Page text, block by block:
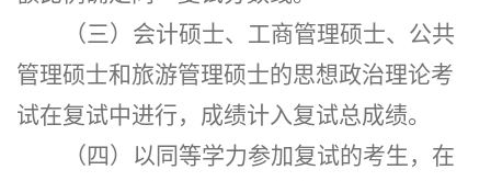
（三）会计硕士、工商管理硕士、公共
管理硕士和旅游管理硕士的思想政治理论考
试在复试中进行，成绩计入复试总成绩。
（四）以同等学力参加复试的考生，在